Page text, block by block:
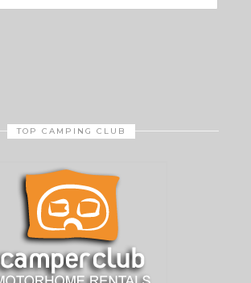
TOP CAMPING CLUB